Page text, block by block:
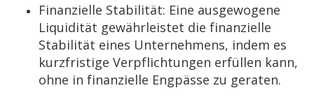
Finanzielle Stabilität: Eine ausgewogene
Liquidität gewährleistet die finanzielle
Stabilität eines Unternehmens, indem es
kurzfristige Verpflichtungen erfüllen kann,
ohne in finanzielle Engpässe zu geraten.